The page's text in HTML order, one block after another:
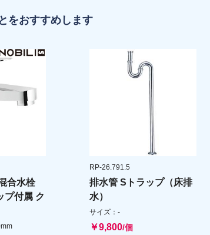
をおすすめします
合水栓
付属 ク
RP-26.791.5
排水管 Sトラップ（床排
水）
サイズ：-
￥9,800/個